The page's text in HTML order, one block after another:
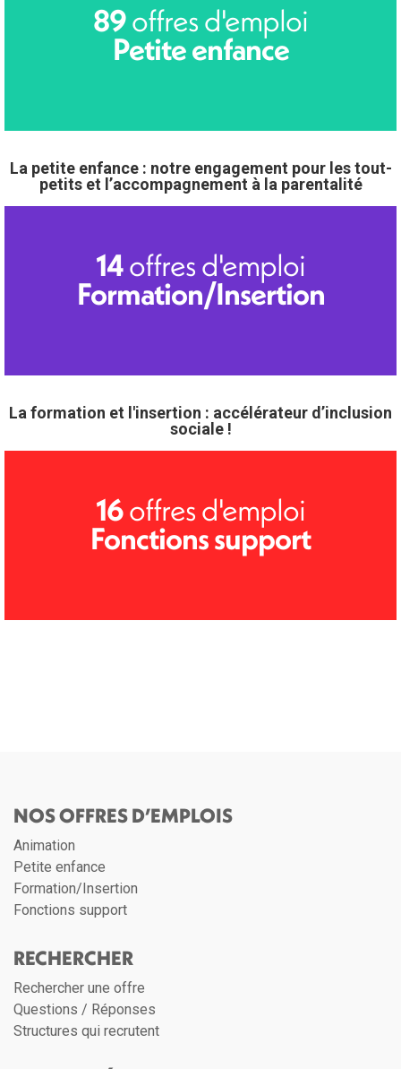
89offres d'emploi
Petite enfance
La petite enfance : notre engagement pour les tout-
petits et l’accompagnement à la parentalité
14offres d'emploi
Formation/Insertion
La formation et l'insertion : accélérateur d’inclusion
sociale !
16offres d'emploi
Fonctions support
NOS OFFRES D’EMPLOIS
Animation
Petite enfance
Formation/Insertion
Fonctions support
RECHERCHER
Rechercher une offre
Questions / Réponses
Structures qui recrutent